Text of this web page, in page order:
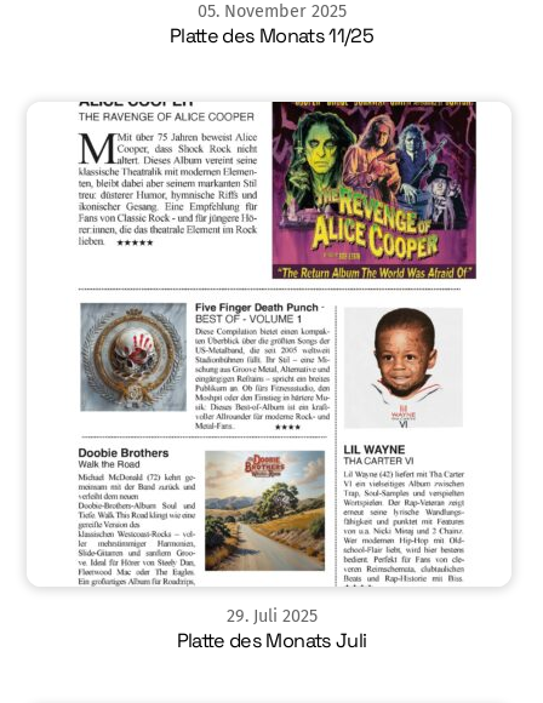
05. November 2025
Platte des Monats 11/25
29. Juli 2025
Platte des Monats Juli